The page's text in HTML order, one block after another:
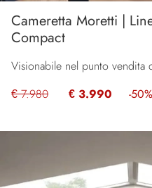
Cameretta Moretti |
Compact
Visionabile nel punto vendita
€ 7.980
€ 3.990 -50%